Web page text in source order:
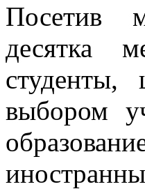
Посетив
десятка
выбором